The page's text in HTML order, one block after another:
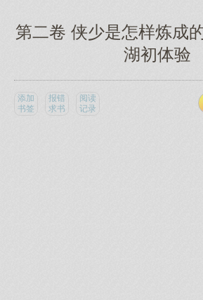
第二卷 侠少是怎样炼成
湖初体验
添加
书签
报错
求书
阅读
记录